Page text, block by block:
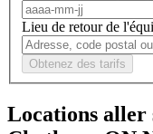
Lieu de retour de
Obtenez des tarifs
Locations aller